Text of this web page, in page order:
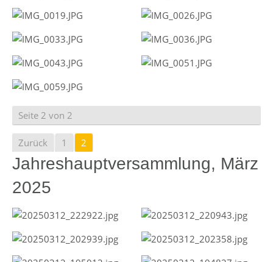
Seite 2 von 2
Zurück 1 2
Jahreshauptversammlung, März
2025